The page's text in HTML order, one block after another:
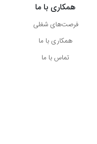
همکاری با ما
فرصت‌های شغلی
همکاری با ما
تماس با ما